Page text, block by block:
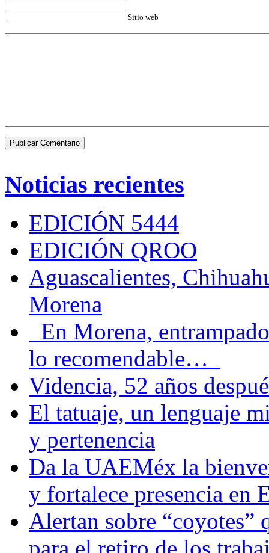
Sitio web
Noticias recientes
EDICIÓN 5444
EDICIÓN QROO
Aguascalientes,
Morena
En Morena,
lo recomendable…
Videncia, 52 años
El tatuaje, un lenguaje
y pertenencia
Da la UAEMéx la
y fortalece presencia en
Alertan sobre “coyotes”